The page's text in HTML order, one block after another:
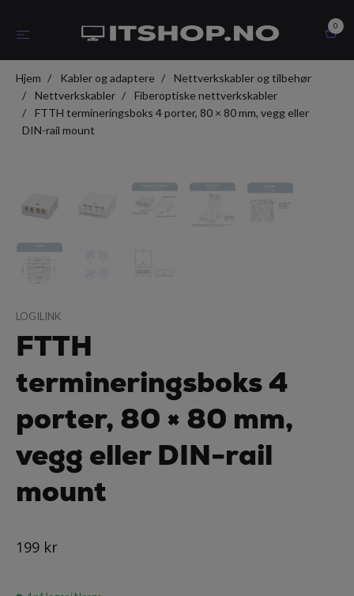
0
Hjem Kabler og adaptere
Nettverkskabler og tilbehør
Nettverkskabler
Fiberoptiske nettverkskabler
FTTH termineringsboks 4 porter, 80 × 80 mm, vegg eller
DIN-rail mount
LOGILINK
FTTH
termineringsboks 4
porter, 80 × 80 mm,
vegg eller DIN-rail
mount
199 kr